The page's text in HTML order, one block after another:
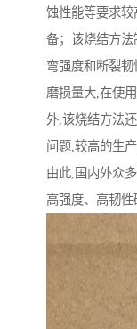
蚀性能等要求较
备；该烧结方
弯强度和断裂
磨损量大,在使
外,该烧结方法
问题,较高的生
由此,国内外众
高强度、高韧性